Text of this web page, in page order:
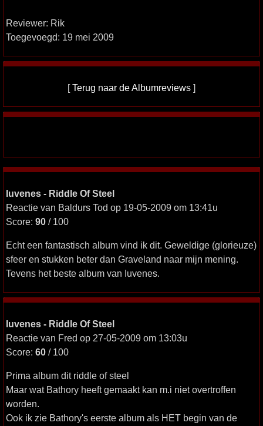
Reviewer: Rik
Toegevoegd: 19 mei 2009
[Terug naar de Albumreviews ]
Iuvenes - Riddle Of Steel
Reactie van Baldurs Tod op 19-05-2009 om 13:41u
Score: 90 / 100
Echt een fantastisch album vind ik dit. Geweldige (glorieuze)
sfeer en stukken beter dan Graveland naar mijn mening.
Tevens het beste album van Iuvenes.
Iuvenes - Riddle Of Steel
Reactie van Fred op 27-05-2009 om 13:03u
Score: 60 / 100
Prima album dit riddle of steel
Maar wat Bathory heeft gemaakt kan m.i niet overtroffen
worden.
Ook ik zie Bathory's eerste album als HET begin van de